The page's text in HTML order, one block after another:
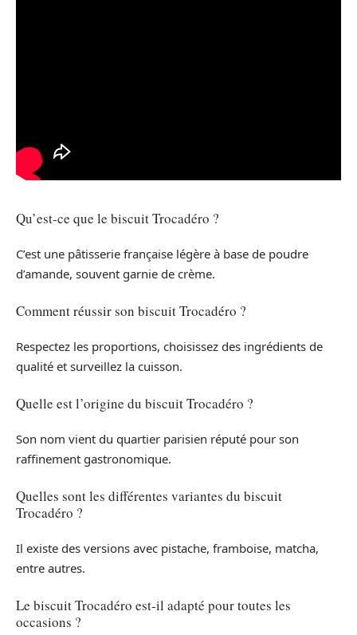
Qu’est-ce que le biscuit Trocadéro ?
C’est une pâtisserie française légère à base de poudre
d’amande, souvent garnie de crème.
Comment réussir son biscuit Trocadéro ?
Respectez les proportions, choisissez des ingrédients de
qualité et surveillez la cuisson.
Quelle est l’origine du biscuit Trocadéro ?
Son nom vient du quartier parisien réputé pour son
raffinement gastronomique.
Quelles sont les différentes variantes du biscuit
Trocadéro ?
Il existe des versions avec pistache, framboise, matcha,
entre autres.
Le biscuit Trocadéro est-il adapté pour toutes les
occasions ?